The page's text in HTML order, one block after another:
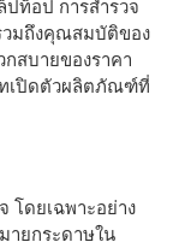
ท็อป การสํารวจ
วมถึงคุณสมบัติของ
สบายของราคา
ทเปิดตัวผลิตภัณฑ์ที่
โดยเฉพาะอย่าง
ายกระดาษใน